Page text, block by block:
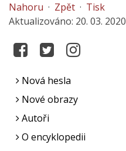
Nahoru · Zpět · Tisk
Aktualizováno: 20. 03. 2020
Nová hesla
Nové obrazy
Autoři
O encyklopedii